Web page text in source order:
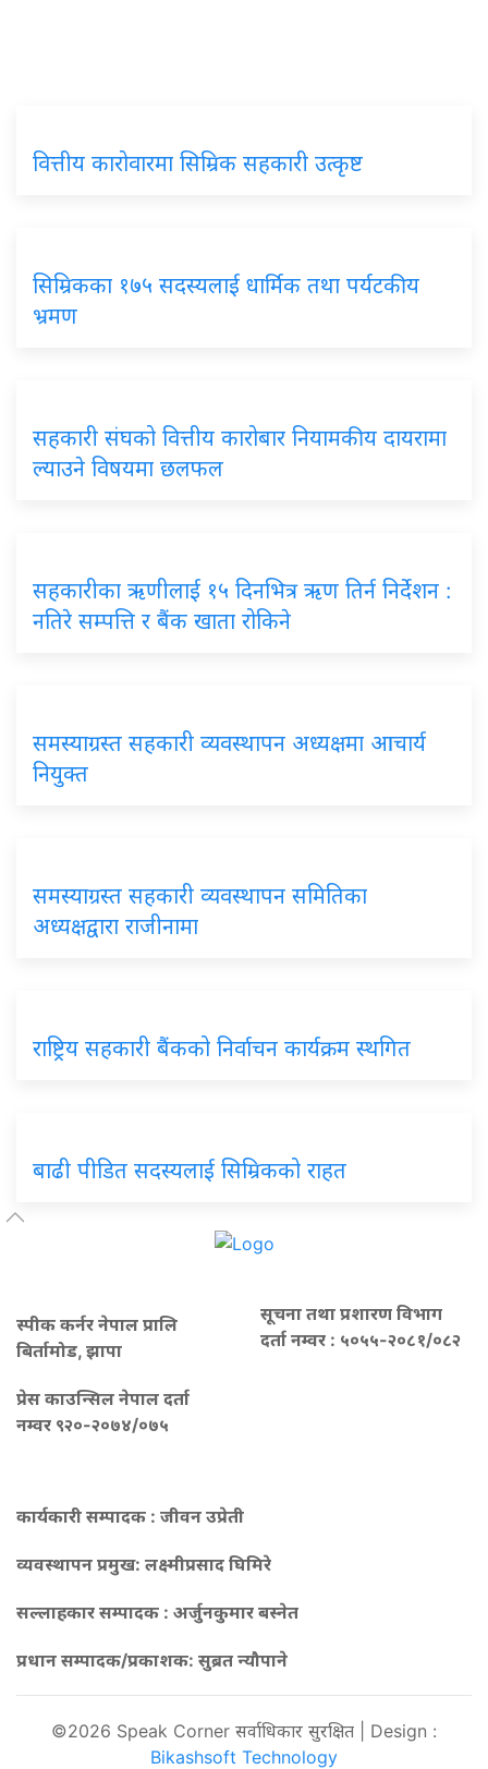
वित्तीय कारोवारमा सिम्रिक सहकारी उत्कृष्ट
सिम्रिकका १७५ सदस्यलाई धार्मिक तथा पर्यटकीय
भ्रमण
सहकारी संघको वित्तीय कारोबार नियामकीय दायरामा
ल्याउने विषयमा छलफल
सहकारीका ऋणीलाई १५ दिनभित्र ऋण तिर्न निर्देशन :
नतिरे सम्पत्ति र बैंक खाता रोकिने
समस्याग्रस्त सहकारी व्यवस्थापन अध्यक्षमा आचार्य
नियुक्त
समस्याग्रस्त सहकारी व्यवस्थापन समितिका
अध्यक्षद्वारा राजीनामा
राष्ट्रिय सहकारी बैंकको निर्वाचन कार्यक्रम स्थगित
बाढी पीडित सदस्यलाई सिम्रिकको राहत
स्पीक कर्नर नेपाल प्रालि
बिर्तामोड, झापा
प्रेस काउन्सिल नेपाल दर्ता
नम्वर ९२०-२०७४/०७५
सूचना तथा प्रशारण विभाग
दर्ता नम्वर : ५०५५-२०८१/०८२
कार्यकारी सम्पादक : जीवन उप्रेती
व्यवस्थापन प्रमुख: लक्ष्मीप्रसाद घिमिरे
सल्लाहकार सम्पादक : अर्जुनकुमार बस्नेत
प्रधान सम्पादक/प्रकाशक: सुब्रत न्यौपाने
©2026 Speak Corner सर्वाधिकार सुरक्षित | Design :
Bikashsoft Technology